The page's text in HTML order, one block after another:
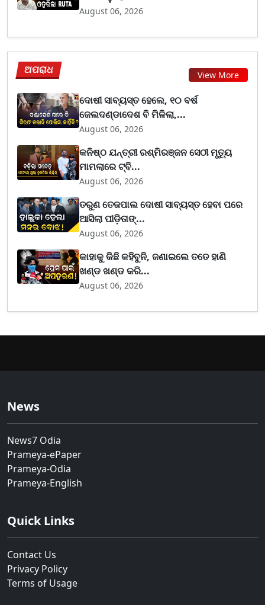
August 06, 2026
ଅପରାଧ View More
ଦୋଷୀ ସାବ୍ୟସ୍ତ ହେଲେ, ୧୦ ବର୍ଷ
ଜେଲଦଣ୍ଡାଦେଶ ବି ମିଳିଲା,...
August 06, 2026
କନିଷ୍ଠ ଯନ୍ତ୍ରୀ ରଶ୍ମିରଞ୍ଜନ ସେଠୀ ମୃତ୍ୟୁ
ମାମଲାରେ ଟ୍ବି...
August 06, 2026
ତରୁଣ ତେଜପାଲ ଦୋଷୀ ସାବ୍ୟସ୍ତ ହେବା ପରେ
ଆସିଲା ପୀଡ଼ିତାଙ୍...
August 06, 2026
କାହାକୁ କିଛି କହିବୁନି, ଜଣାଇଲେ ତତେ ହାଣି
ଖଣ୍ଡ ଖଣ୍ଡ କରି...
August 06, 2026
News
News7 Odia
Prameya-ePaper
Prameya-Odia
Prameya-English
Quick Links
Contact Us
Privacy Policy
Terms of Usage